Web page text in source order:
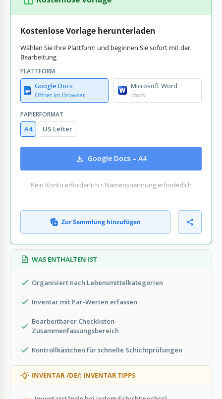
Kostenlose Vorlage herunterladen
Wählen Sie Ihre Plattform und beginnen Sie sofort mit der
Bearbeitung
PLATTFORM
Google Docs
Öffnet im Browser
Microsoft Word
.docs
PAPIERFORMAT
A4 US Letter
Google Docs – A4
Kein Konto erforderlich • Namensnennung erforderlich
Zur Sammlung hinzufügen
WAS ENTHALTEN IST
Organisiert nach Lebensmittelkategorien
Inventar mit Par-Werten erfassen
Bearbeitbarer Checklisten-
Zusammenfassungsbereich
Kontrollkästchen für schnelle Schichtprüfungen
INVENTAR /DE/: INVENTAR TIPPS